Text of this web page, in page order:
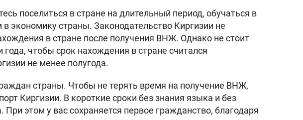
поселиться в стране на длительный период, обучаться в
экономику страны. Законодательство Киргизии не
в стране после получения ВНЖ. Однако не стоит
чтобы срок нахождения в стране считался
не менее полугода.
страны. Чтобы не терять время на получение ВНЖ,
Киргизии. В короткие сроки без знания языка и без
этом у вас сохраняется первое гражданство, благодаря